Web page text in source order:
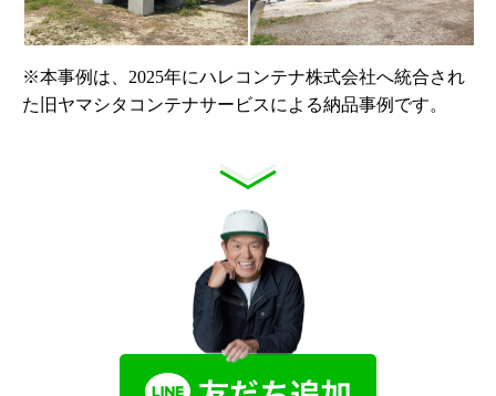
※本事例は、2025年にハレコンテナ株式会社へ統合され
た旧ヤマシタコンテナサービスによる納品事例です。